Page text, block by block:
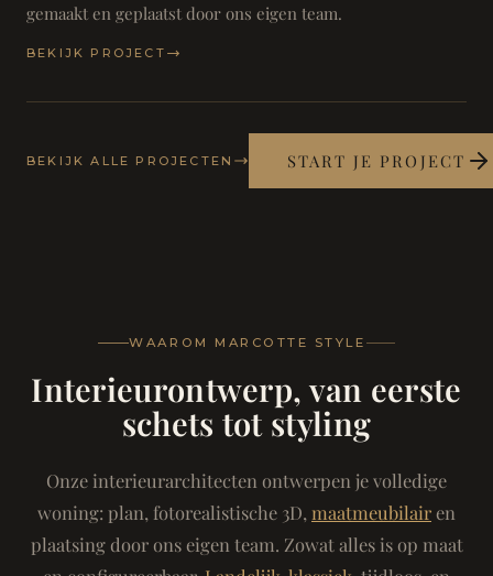
gemaakt en geplaatst door ons eigen team.
BEKIJK PROJECT
BEKIJK ALLE PROJECTEN START JE PROJECT
WAAROM MARCOTTE STYLE
Interieurontwerp, van eerste
schets tot styling
Onze interieurarchitecten ontwerpen je volledige
woning: plan, fotorealistische 3D, maatmeubilairen
plaatsing door ons eigen team. Zowat alles is op maat